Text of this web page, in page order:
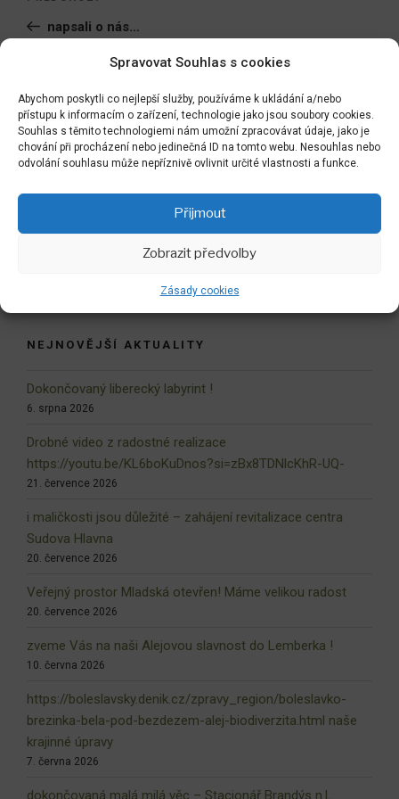
Spravovat Souhlas s cookies
Abychom poskytli co nejlepší služby, používáme k ukládání a/nebo
přístupu k informacím o zařízení, technologie jako jsou soubory cookies.
Souhlas s těmito technologiemi nám umožní zpracovávat údaje, jako je
chování při procházení nebo jedinečná ID na tomto webu. Nesouhlas nebo
odvolání souhlasu může nepříznivě ovlivnit určité vlastnosti a funkce.
Přijmout
Zobrazit předvolby
Zásady cookies
příspěvek
příspěvek
napsali o nás…
PREZIDENT
NEJNOVĚJŠÍ AKTUALITY
Dokončovaný liberecký labyrint !
6. srpna 2026
Drobné video z radostné realizace
https://youtu.be/KL6boKuDnos?si=zBx8TDNlcKhR-UQ-
21. července 2026
i maličkosti jsou důležité – zahájení revitalizace centra
Sudova Hlavna
20. července 2026
Veřejný prostor Mladská otevřen! Máme velikou radost
20. července 2026
zveme Vás na naši Alejovou slavnost do Lemberka !
10. června 2026
https://boleslavsky.denik.cz/zpravy_region/boleslavko-
brezinka-bela-pod-bezdezem-alej-biodiverzita.html naše
krajinné úpravy
7. června 2026
dokončovaná malá milá věc – Stacionář Brandýs n.L.